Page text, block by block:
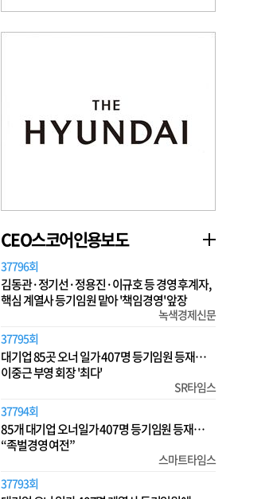
CEO스코어인용보도
37796회
김동관·정기선·정용진·이규호 등 경영 후계자,
핵심 계열사 등기임원 맡아 '책임경영' 앞장
녹색경제신문
37795회
대기업 85곳 오너 일가 407명 등기임원 등재…
이중근 부영 회장 '최다'
SR타임스
37794회
85개 대기업 오너일가 407명 등기임원 등재…
“족벌경영 여전”
스마트타임스
37793회